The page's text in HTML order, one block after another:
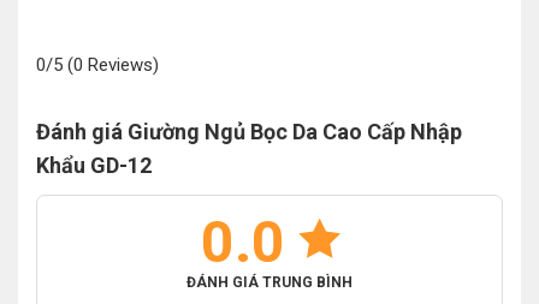
0/5 (0 Reviews)
Đánh giá Giường Ngủ Bọc Da Cao Cấp Nhập
Khẩu GD-12
0.0
ĐÁNH GIÁ TRUNG BÌNH